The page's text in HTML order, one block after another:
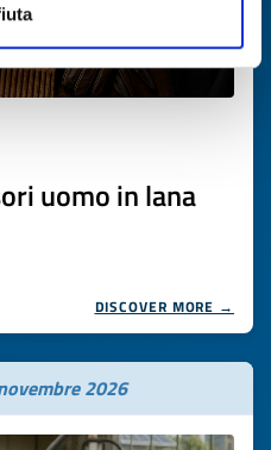
uomo in lana
DISCOVER MORE →
2026